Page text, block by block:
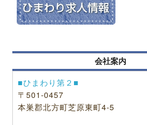
会社案内
■ひまわり第２■
〒501-0457
本巣郡北方町芝原東町4-5